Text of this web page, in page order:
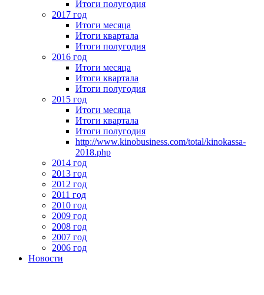
Итоги полугодия
2017 год
Итоги месяца
Итоги квартала
Итоги полугодия
2016 год
Итоги месяца
Итоги квартала
Итоги полугодия
2015 год
Итоги месяца
Итоги квартала
Итоги полугодия
http://www.kinobusiness.com/total/kinokassa-
2018.php
2014 год
2013 год
2012 год
2011 год
2010 год
2009 год
2008 год
2007 год
2006 год
Новости